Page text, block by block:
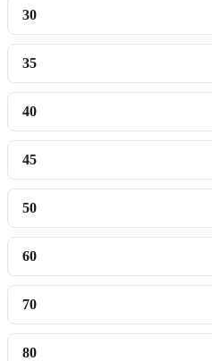
30
35
40
45
50
60
70
80